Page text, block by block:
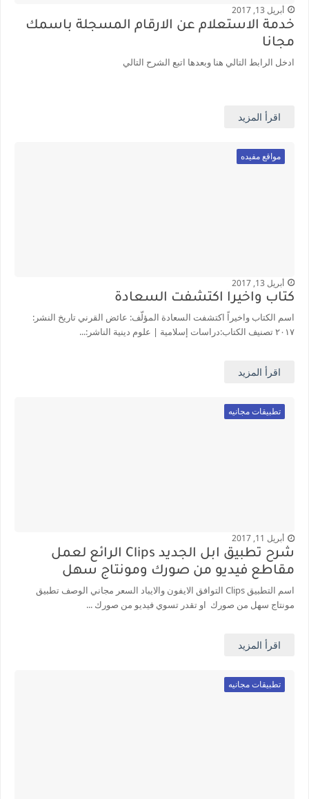
أبريل 13, 2017
خدمة الاستعلام عن الارقام المسجلة باسمك
مجانا
ادخل الرابط التالي هنا وبعدها اتبع الشرح التالي
اقرأ المزيد
مواقع مفيده
أبريل 13, 2017
كتاب واخيراً اكتشفت السعادة
اسم الكتاب واخيراً اكتشفت السعادة المؤلّف: عائض القرني تاريخ النشر:
٢٠١٧ تصنيف الكتاب:دراسات إسلامية | علوم دينية الناشر:...
اقرأ المزيد
تطبيقات مجانيه
أبريل 11, 2017
شرح تطبيق ابل الجديد Clips الرائع لعمل
مقاطع فيديو من صورك ومونتاج سهل
اسم التطبيق Clips التوافق الايفون والايباد السعر مجاني الوصف تطبيق
مونتاج سهل من صورك او تقدر تسوي فيديو من صورك ...
اقرأ المزيد
تطبيقات مجانيه